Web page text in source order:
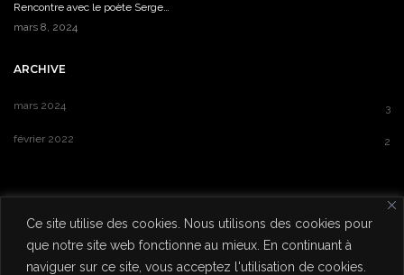
Ce site utilise des cookies. Nous utilisons des cookies pour
que notre site web fonctionne au mieux. En continuant à
naviguer sur ce site, vous acceptez l'utilisation de cookies.
Rencontre avec le poète Serge…
mars 8, 2024
ARCHIVE
mars 2024 3
février 2022 2
Serge Pey / Poésie-action